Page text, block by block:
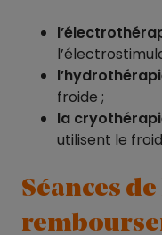
froide ;
la
utilisent le
Séances